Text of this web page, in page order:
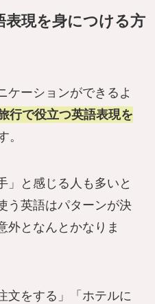
表現を身につける方
ケーションができるよ
行で役立つ英語表現を
。
」と感じる人も多いと
う英語はパターンが決
外となんとかなりま
文をする」「ホテルに